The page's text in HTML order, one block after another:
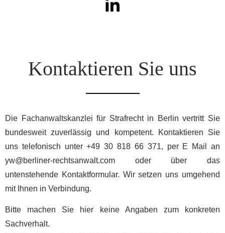
Kontaktieren Sie uns
Die Fachanwaltskanzlei für Strafrecht in Berlin vertritt Sie
bundesweit zuverlässig und kompetent. Kontaktieren Sie
uns telefonisch unter +49 30 818 66 371, per E Mail an
yw@berliner-rechtsanwalt.com oder über das
untenstehende Kontaktformular. Wir setzen uns umgehend
mit Ihnen in Verbindung.
Bitte machen Sie hier keine Angaben zum konkreten
Sachverhalt.